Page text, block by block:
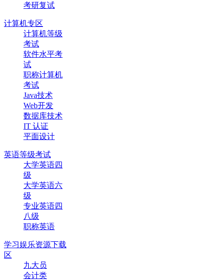
考研复试
计算机专区
计算机等级
考试
软件水平考
试
职称计算机
考试
Java技术
Web开发
数据库技术
IT 认证
平面设计
英语等级考试
大学英语四
级
大学英语六
级
专业英语四
八级
职称英语
学习娱乐资源下载
区
九大员
会计类